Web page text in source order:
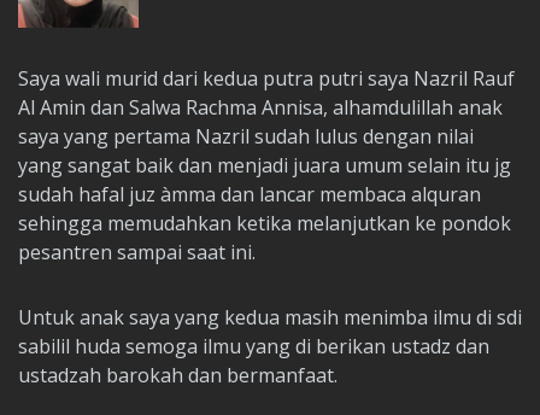
Saya wali murid dari kedua putra putri saya Nazril Rauf
Al Amin dan Salwa Rachma Annisa, alhamdulillah anak
saya yang pertama Nazril sudah lulus dengan nilai
yang sangat baik dan menjadi juara umum selain itu jg
sudah hafal juz àmma dan lancar membaca alquran
sehingga memudahkan ketika melanjutkan ke pondok
pesantren sampai saat ini.
Untuk anak saya yang kedua masih menimba ilmu di sdi
sabilil huda semoga ilmu yang di berikan ustadz dan
ustadzah barokah dan bermanfaat.